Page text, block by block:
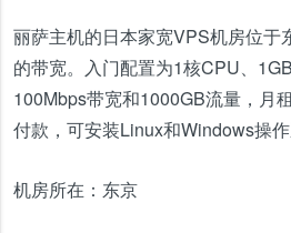
丽萨主机的日本家宽VPS机房位于
的带宽。入门配置为1核CPU、
100Mbps带宽和1000GB流量，月
付款，可安装Linux和Windows操作
机房所在： 东京